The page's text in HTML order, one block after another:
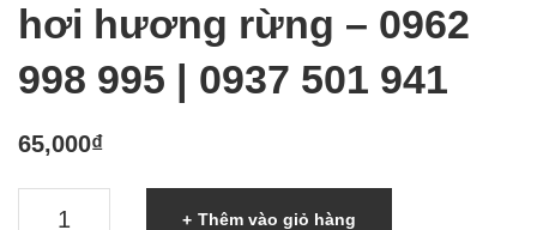
hơi hương rừng – 0962
998 995 | 0937 501 941
65,000₫
Thêm vào giỏ hàng